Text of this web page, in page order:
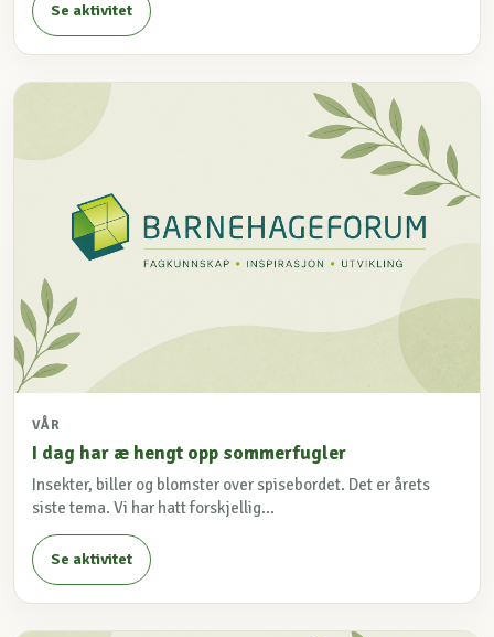
Se aktivitet
VÅR
I dag har æ hengt opp sommerfugler
Insekter, biller og blomster over spisebordet. Det er årets
siste tema. Vi har hatt forskjellig...
Se aktivitet